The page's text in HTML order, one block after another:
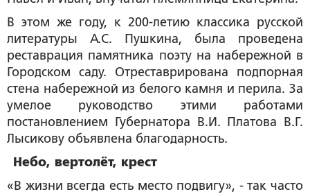
В этом же году, к 200-летию классика русской
литературы А.С. Пушкина, была проведена
реставрация памятника поэту на набережной в
Городском саду. Отреставрирована подпорная
стена набережной из белого камня и перила. За
умелое руководство этими работами
постановлением Губернатора В.И. Платова В.Г.
Лысикову объявлена благодарность.
Небо, вертолёт, крест
«В жизни всегда есть место подвигу», - так часто